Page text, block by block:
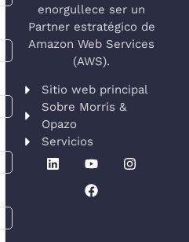
enorgullece ser un
Partner estratégico de
Amazon Web Services
(AWS).
Sitio web principal
Sobre Morris &
Opazo
Servicios